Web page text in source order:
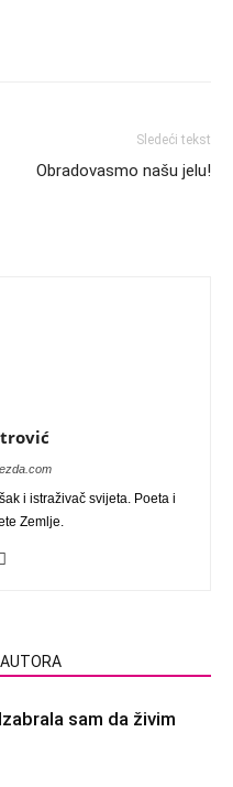
Sledeći tekst
Obradovasmo našu jelu!
i istraživač svijeta. Poeta i
Zemlje.
sam da živim